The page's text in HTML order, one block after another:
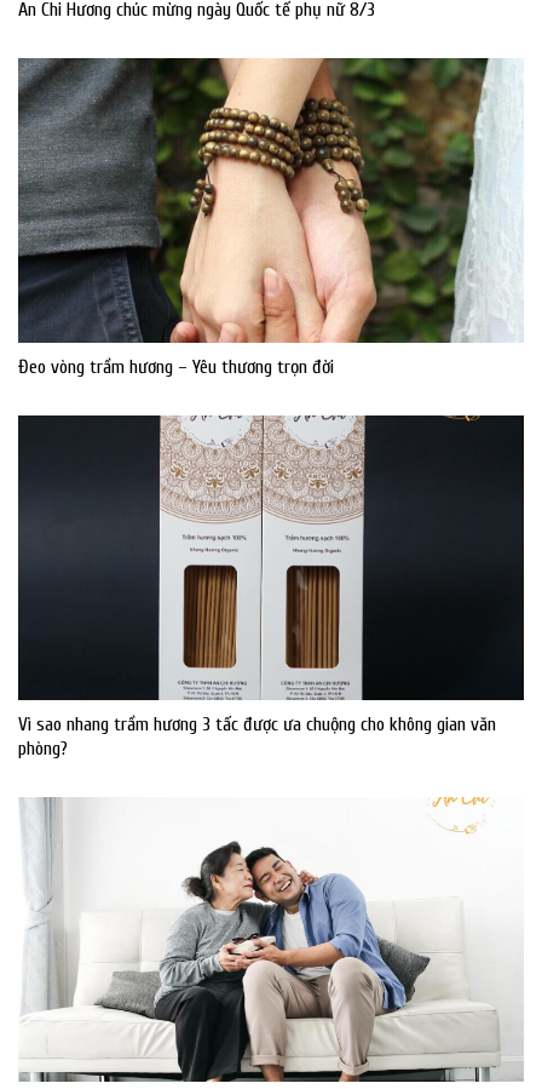
An Chi Hương chúc mừng ngày Quốc tế phụ nữ 8/3
Đeo vòng trầm hương – Yêu thương trọn đời
Vì sao nhang trầm hương 3 tấc được ưa chuộng cho không gian văn
phòng?